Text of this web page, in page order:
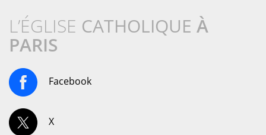
L’ÉGLISE CATHOLIQUE À
PARIS
Facebook
X